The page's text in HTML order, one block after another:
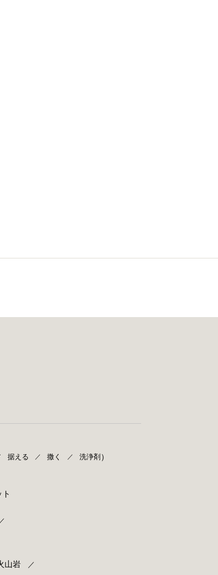
据える ／ 撒く ／ 洗浄剤）
山岩 ／